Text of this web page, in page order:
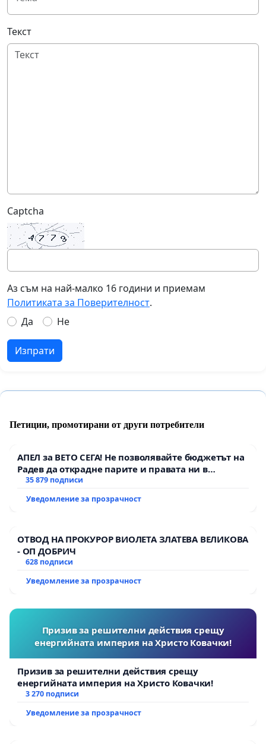
Текст
Captcha
Аз съм на най-малко 16 години и приемам
Политиката за Поверителност.
Да
Не
Изпрати
Петиции, промотирани от други потребители
АПЕЛ за ВЕТО СЕГА! Не позволявайте бюджетът на
Радев да открадне парите и правата ни в
тъмното
35 879 подписи
Уведомление за прозрачност
ОТВОД НА ПРОКУРОР ВИОЛЕТА ЗЛАТЕВА ВЕЛИКОВА
- ОП ДОБРИЧ
628 подписи
Уведомление за прозрачност
Призив за решителни действия срещу
енергийната империя на Христо Ковачки!
Призив за решителни действия срещу
енергийната империя на Христо Ковачки!
3 270 подписи
Уведомление за прозрачност